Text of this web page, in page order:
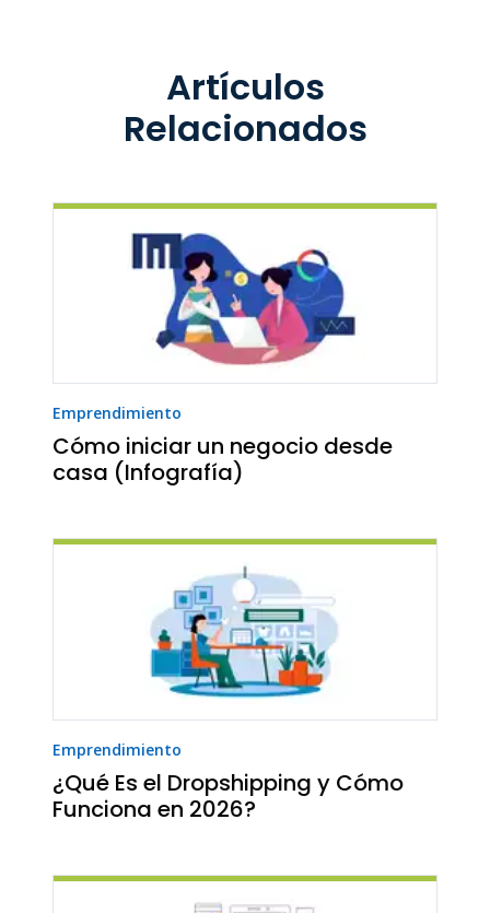
Artículos
Relacionados
Emprendimiento
Cómo iniciar un negocio desde
casa (Infografía)
Emprendimiento
¿Qué Es el Dropshipping y Cómo
Funciona en 2026?